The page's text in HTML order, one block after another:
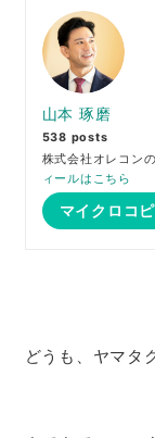
山本 琢磨
538 posts
株式会社オレコ
ィールはこちら
マイクロコ
どうも、ヤマタ